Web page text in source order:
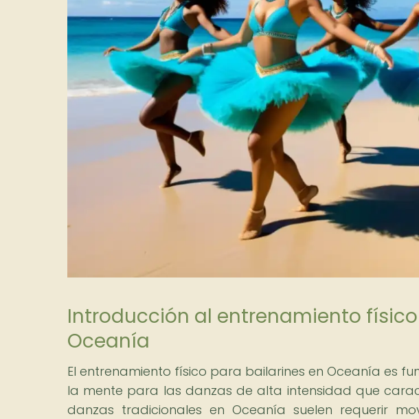
Introducción al entrenamiento
Oceanía
El entrenamiento físico para bailarines en Oceanía es
la mente para las danzas de alta intensidad que
danzas tradicionales en Oceanía suelen requerir